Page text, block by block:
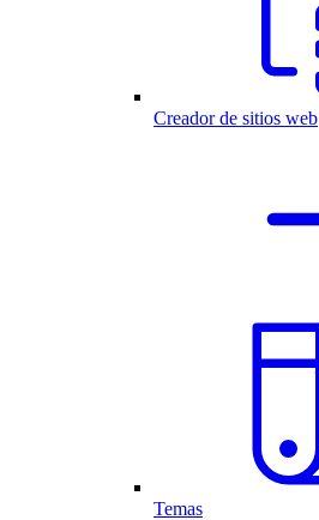
Creador de sitios web
Temas